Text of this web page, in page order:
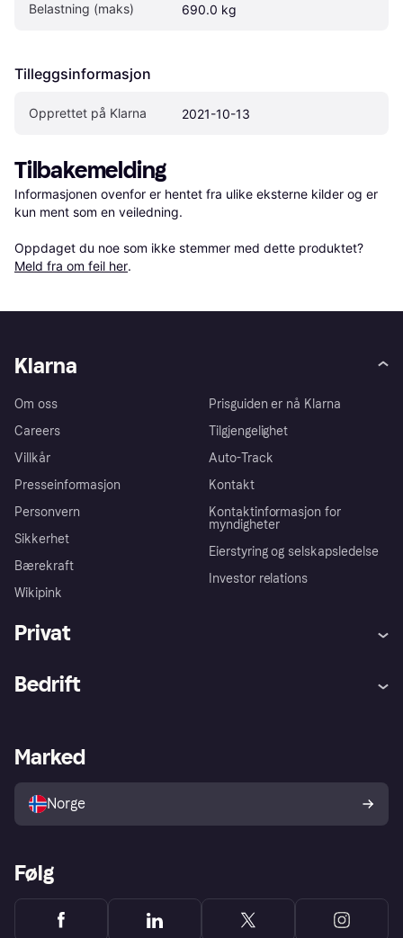
Belastning (maks) 690.0 kg
Tilleggsinformasjon
Opprettet på Klarna 2021-10-13
Tilbakemelding
Informasjonen ovenfor er hentet fra ulike eksterne kilder og er
kun ment som en veiledning.
Oppdaget du noe som ikke stemmer med dette produktet?
Meld fra om feil her.
Klarna
Om oss
Careers
Villkår
Presseinformasjon
Personvern
Sikkerhet
Bærekraft
Wikipink
Prisguiden er nå Klarna
Tilgjengelighet
Auto-Track
Kontakt
Kontaktinformasjon for
myndigheter
Eierstyring og selskapsledelse
Investor relations
Privat
Utforsk butikker
Bedrift
Merchant portal
Marked
Norge
Følg